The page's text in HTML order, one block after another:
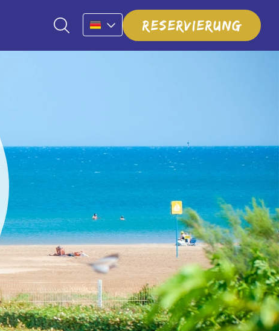
Reservierung